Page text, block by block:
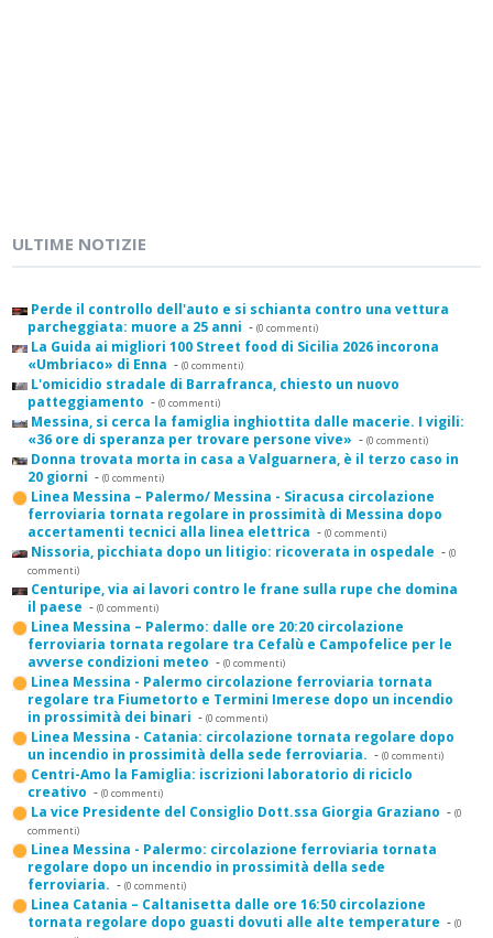
ULTIME NOTIZIE
Perde il controllo dell'auto e si schianta contro una vettura
parcheggiata: muore a 25 anni - (0 commenti)
La Guida ai migliori 100 Street food di Sicilia 2026 incorona
«Umbriaco» di Enna - (0 commenti)
L'omicidio stradale di Barrafranca, chiesto un nuovo
patteggiamento - (0 commenti)
Messina, si cerca la famiglia inghiottita dalle macerie. I vigili:
«36 ore di speranza per trovare persone vive» - (0 commenti)
Donna trovata morta in casa a Valguarnera, è il terzo caso in
20 giorni - (0 commenti)
Linea Messina – Palermo/ Messina - Siracusa circolazione
ferroviaria tornata regolare in prossimità di Messina dopo
accertamenti tecnici alla linea elettrica - (0 commenti)
Nissoria, picchiata dopo un litigio: ricoverata in ospedale - (0
commenti)
Centuripe, via ai lavori contro le frane sulla rupe che domina
il paese - (0 commenti)
Linea Messina – Palermo: dalle ore 20:20 circolazione
ferroviaria tornata regolare tra Cefalù e Campofelice per le
avverse condizioni meteo - (0 commenti)
Linea Messina - Palermo circolazione ferroviaria tornata
regolare tra Fiumetorto e Termini Imerese dopo un incendio
in prossimità dei binari - (0 commenti)
Linea Messina - Catania: circolazione tornata regolare dopo
un incendio in prossimità della sede ferroviaria. - (0 commenti)
Centri-Amo la Famiglia: iscrizioni laboratorio di riciclo
creativo - (0 commenti)
La vice Presidente del Consiglio Dott.ssa Giorgia Graziano - (0
commenti)
Linea Messina - Palermo: circolazione ferroviaria tornata
regolare dopo un incendio in prossimità della sede
ferroviaria. - (0 commenti)
Linea Catania – Caltanisetta dalle ore 16:50 circolazione
tornata regolare dopo guasti dovuti alle alte temperature - (0